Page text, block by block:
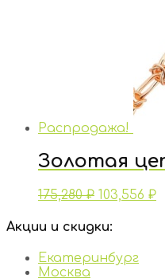
Распродажа!
Золотая
175,280₽ 103,556 ₽
Акции и скидки:
Екатеринбург
Москва